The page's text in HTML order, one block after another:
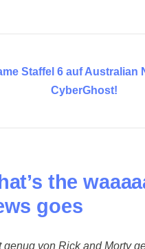
Staffel 6 auf Australian
CyberGhost!
the
goes
genug von Rick and Morty